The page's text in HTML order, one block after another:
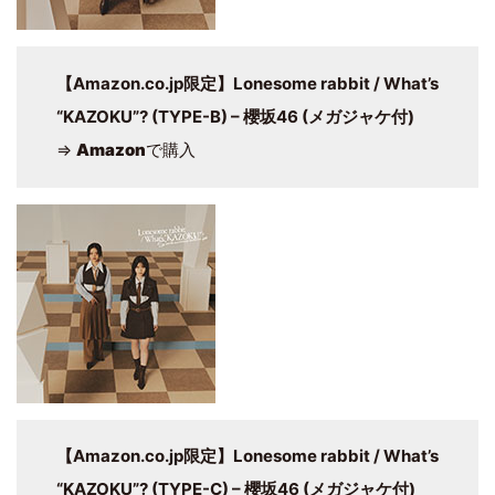
【Amazon.co.jp限定】Lonesome rabbit / What’s
“KAZOKU”? (TYPE-B) – 櫻坂46 (メガジャケ付)
⇒ Amazonで購入
【Amazon.co.jp限定】Lonesome rabbit / What’s
“KAZOKU”? (TYPE-C) – 櫻坂46 (メガジャケ付)